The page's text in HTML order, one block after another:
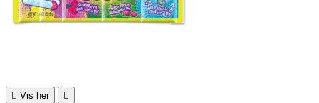
 Vis her 